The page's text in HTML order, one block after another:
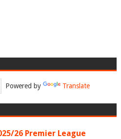
Powered by Translate
26 Premier League